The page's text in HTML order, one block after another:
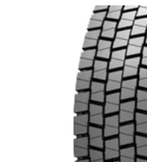
С ПРОБЕГОМ 863